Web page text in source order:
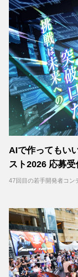
AIで作ってもい
スト2026 応募
47回目の若手開発者コン